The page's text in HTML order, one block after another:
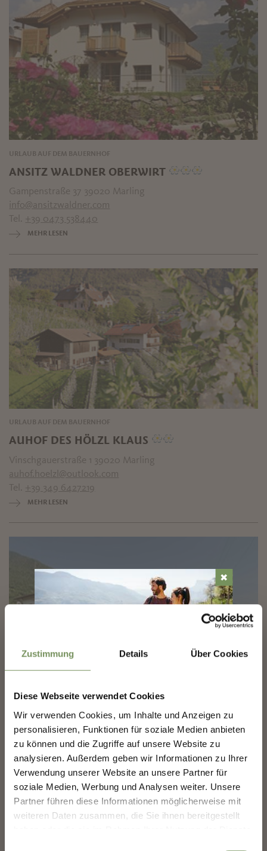
Zustimmung Details Über Cookies
Diese Webseite verwendet Cookies
Wir verwenden Cookies, um Inhalte und Anzeigen zu
personalisieren, Funktionen für soziale Medien anbieten
zu können und die Zugriffe auf unsere Website zu
analysieren. Außerdem geben wir Informationen zu Ihrer
Verwendung unserer Website an unsere Partner für
soziale Medien, Werbung und Analysen weiter. Unsere
Partner führen diese Informationen möglicherweise mit
weiteren Daten zusammen, die Sie ihnen bereitgestellt
URLAUB AUF DEM BAUERNHOF
ANSITZ WALDNER OBERWIRT
Gampenstraße 37 39020 Marling
info@ansitzwaldner.com
Tel. +39 0473 538440
MEHR LESEN
URLAUB AUF DEM BAUERNHOF
AUHOF DES HÖLZL KLAUS
Vinschgauerstraße 1 39020 Marling
auhof.hoelzl@outlook.com
Tel. +39 349 6427219
MEHR LESEN
HAUS SONNEGG
Lebenbergerstr. 7 39020 Marling
info@sonnegg.it
Tel.+39 0473 447047
MEHR LESEN
✖
Entdecke das Beste von Marling!
Melde dich jetzt für unseren Newsletter an und sei
der Erste, der über exklusive Angebote, besondere
Veranstaltungen und versteckte Tipps für den
nächsten Besuch in Marling informiert wird!
👉 Jetzt anmelden unddeinen Urlaub in Marling
noch schöner machen!